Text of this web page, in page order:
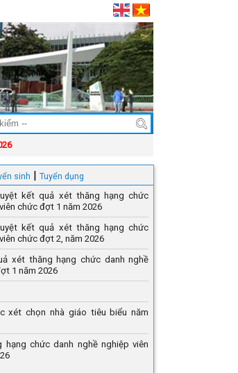
sinh
Tuyển dụng
kết quả xét thăng hạng chức
chức đợt 1 năm 2026
kết quả xét thăng hạng chức
chức đợt 2, năm 2026
xét thăng hạng chức danh nghề
1 năm 2026
xét chọn nhà giáo tiêu biểu năm
hạng chức danh nghề nghiệp viên